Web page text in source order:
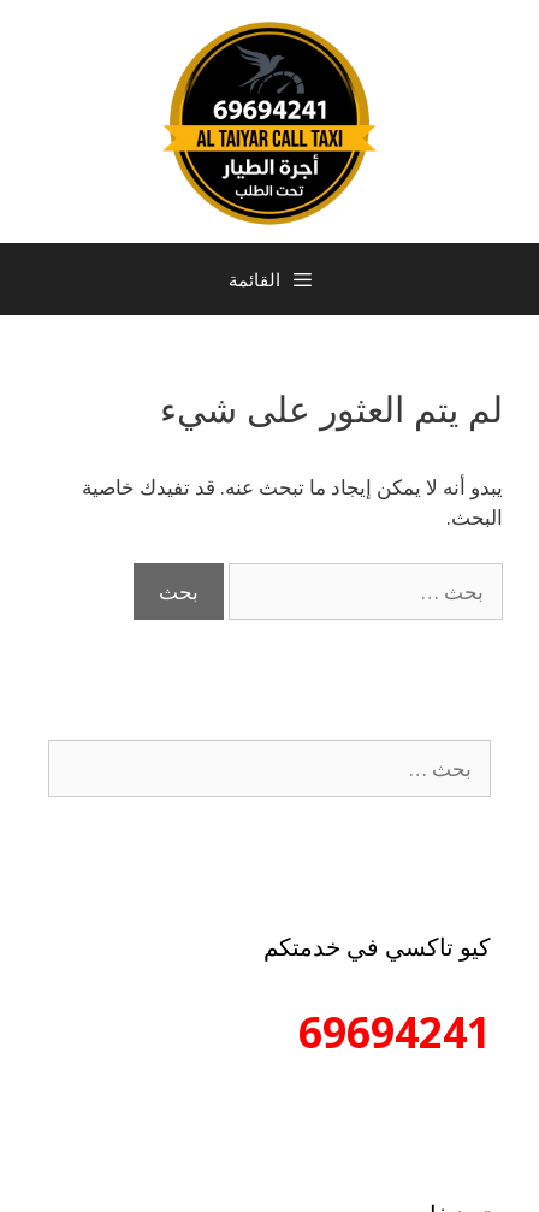
القائمة
لم يتم العثور على شيء
يبدو أنه لا يمكن إيجاد ما تبحث عنه. قد تفيدك خاصية
البحث.
كيو تاكسي في خدمتكم
69694241